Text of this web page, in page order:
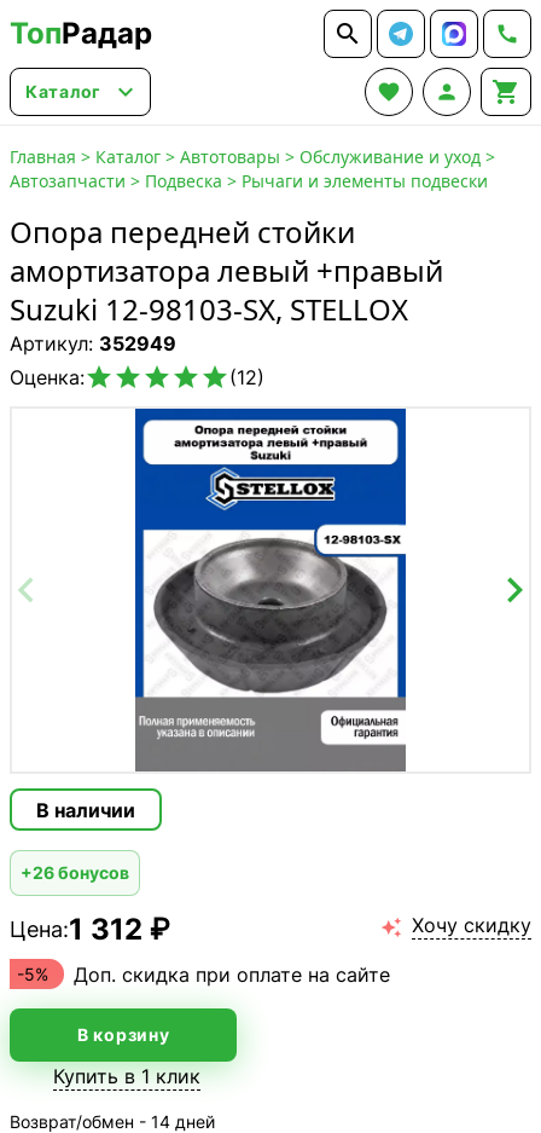
ТопРадар  
Каталог    
Главная > Каталог > Автотовары > Обслуживание и уход >
Автозапчасти > Подвеска > Рычаги и элементы подвески
Опора передней стойки
амортизатора левый +правый
Suzuki 12-98103-SX, STELLOX
Артикул: 352949
Оценка:(12)
В наличии
+26 бонусов
Цена:1 312 ₽  Хочу скидку
-5% Доп. скидка при оплате на сайте
В корзину
Купить в 1 клик
Возврат/обмен - 14 дней